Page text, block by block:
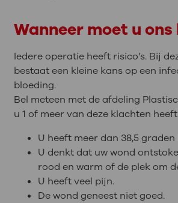
Wanneer moet u ons
Iedere operatie heeft risico’s. Bij
bestaat een kleine kans op een
bloeding.
Bel meteen met de afdeling
u 1 of meer van deze klachten
U heeft meer dan 38,5
U denkt dat uw wond
rood en warm of de plek om
U heeft veel pijn.
De wond geneest niet goed.